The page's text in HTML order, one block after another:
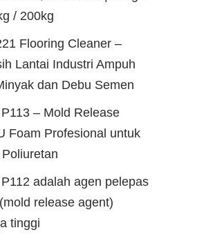
/ 200kg
Flooring Cleaner –
Lantai Industri Ampuh
dan Debu Semen
– Mold Release
Foam Profesional untuk
adalah agen pelepas
release agent)
tinggi